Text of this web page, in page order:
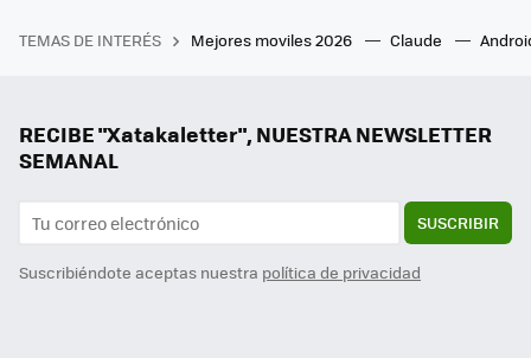
TEMAS DE INTERÉS Mejores moviles 2026 Claude
RECIBE "Xatakaletter", NUESTRA NEWSLETTER
SEMANAL
SUSCRIBIR
Suscribiéndote aceptas nuestra política de privacidad